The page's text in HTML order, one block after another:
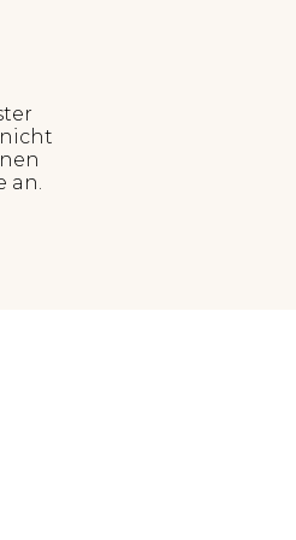
an.